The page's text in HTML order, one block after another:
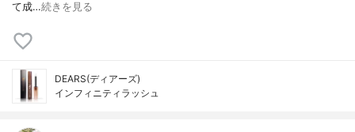
て成…続きを見る
DEARS(ディアーズ)
インフィニティラッシュ